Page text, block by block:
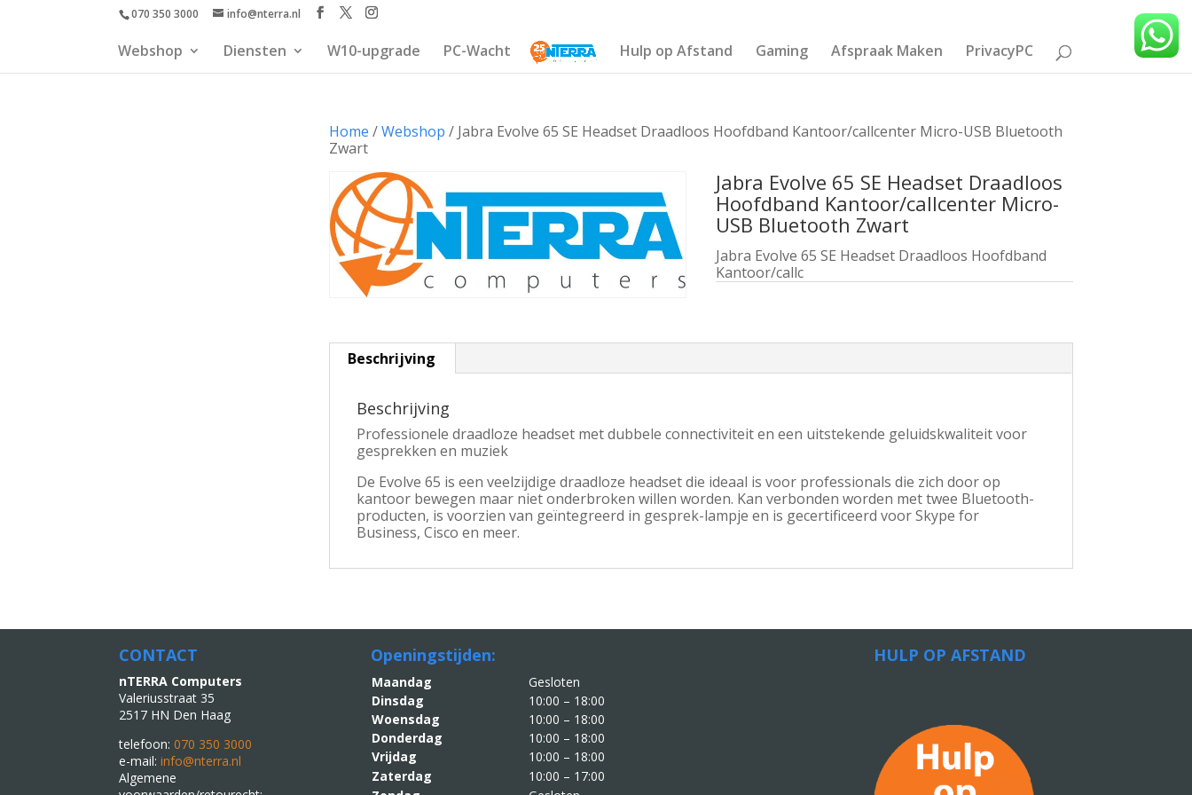
070 350 3000 info@nterra.nl
Webshop Diensten W10-upgrade PC-Wacht Hulp op Afstand Gaming Afspraak Maken PrivacyPC
Home /Webshop / Jabra Evolve 65 SE Headset Draadloos Hoofdband Kantoor/callcenter Micro-USB Bluetooth
Zwart
Jabra Evolve 65 SE Headset Draadloos
Hoofdband Kantoor/callcenter Micro-
USB Bluetooth Zwart
Jabra Evolve 65 SE Headset Draadloos Hoofdband
Kantoor/callc
Beschrijving
Beschrijving
Professionele draadloze headset met dubbele connectiviteit en een uitstekende geluidskwaliteit voor
gesprekken en muziek
De Evolve 65 is een veelzijdige draadloze headset die ideaal is voor professionals die zich door op
kantoor bewegen maar niet onderbroken willen worden. Kan verbonden worden met twee Bluetooth-
producten, is voorzien van geïntegreerd in gesprek-lampje en is gecertificeerd voor Skype for
Business, Cisco en meer.
CONTACT
nTERRA Computers
Valeriusstraat 35
2517 HN Den Haag
telefoon:070 350 3000
e-mail:info@nterra.nl
Algemene
Openingstijden:
Maandag
Gesloten
Dinsdag
10:00 – 18:00
Woensdag
10:00 – 18:00
Donderdag
10:00 – 18:00
Vrijdag
10:00 – 18:00
Zaterdag
10:00 – 17:00
HULP OP AFSTAND